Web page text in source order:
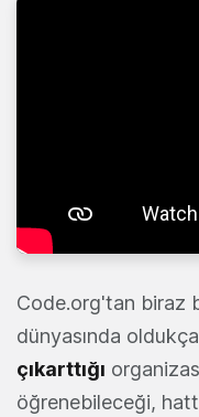
Code.org'tan biraz
dünyasında
çıkarttığı
öğrenebileceği,